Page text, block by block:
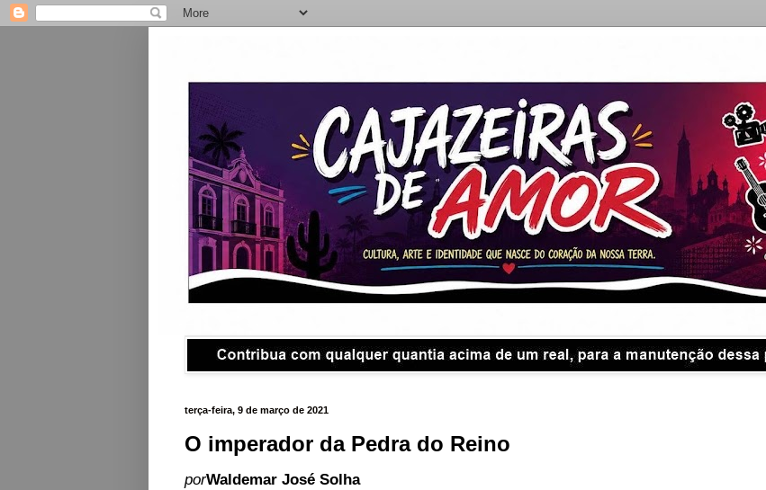
terça-feira, 9 de março de 2021
O imperador da Pedra do Reino
porWaldemar José Solha